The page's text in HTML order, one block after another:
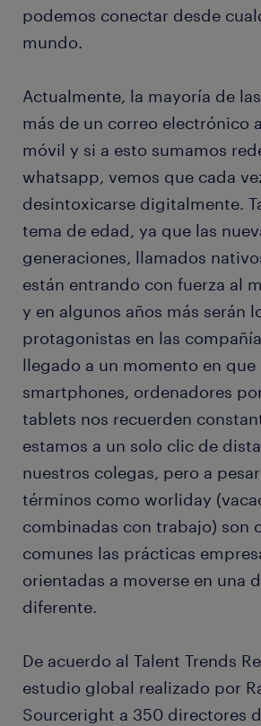
podemos conectar desde
mundo.
Actualmente, la mayoría de
más de un correo electrónico
móvil y si a esto sumamos
whatsapp, vemos que cada
desintoxicarse digitalmente.
tema de edad, ya que las
generaciones, llamados
están entrando con fuerza al
y en algunos años más serán
protagonistas en las
llegado a un momento en que
smartphones, ordenadores
tablets nos recuerden
estamos a un solo clic de
nuestros colegas, pero a
términos como worliday
combinadas con trabajo) son
comunes las prácticas
orientadas a moverse en una
diferente.
De acuerdo al Talent Trends
estudio global realizado por
Sourceright a 350 directores